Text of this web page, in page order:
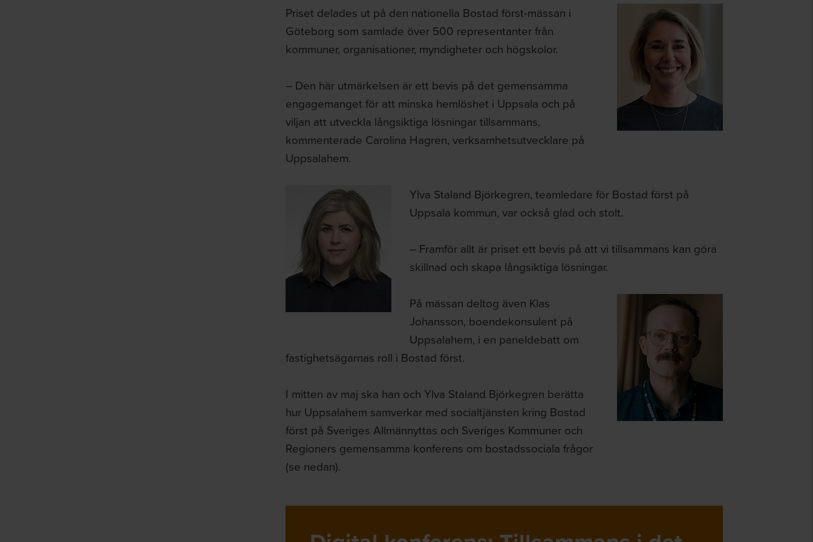
Priset delades ut på den nationella Bostad först-mässan i
Göteborg som samlade över 500 representanter från
kommuner, organisationer, myndigheter och högskolor.
– Den här utmärkelsen är ett bevis på det gemensamma
engagemanget för att minska hemlöshet i Uppsala och på
viljan att utveckla långsiktiga lösningar tillsammans,
kommenterade Carolina Hagren, verksamhetsutvecklare på
Uppsalahem.
Ylva Staland Björkegren, teamledare för Bostad först på
Uppsala kommun, var också glad och stolt.
– Framför allt är priset ett bevis på att vi tillsammans kan göra
skillnad och skapa långsiktiga lösningar.
På mässan deltog även Klas
Johansson, boendekonsulent på
Uppsalahem, i en paneldebatt om
fastighetsägarnas roll i Bostad först.
I mitten av maj ska han och Ylva Staland Björkegren berätta
hur Uppsalahem samverkar med socialtjänsten kring Bostad
först på Sveriges Allmännyttas och Sveriges Kommuner och
Regioners gemensamma konferens om bostadssociala frågor
(se nedan).